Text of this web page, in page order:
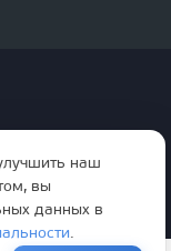
наш
вы
данных в
.